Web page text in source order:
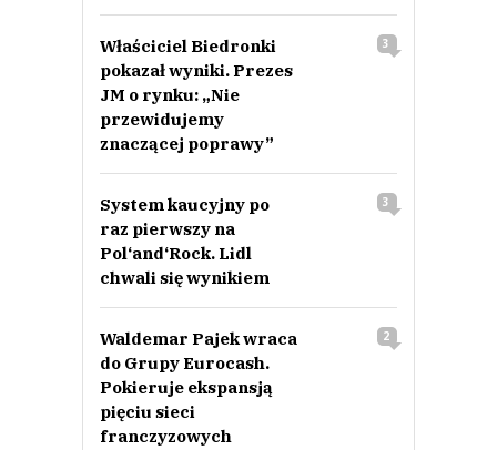
Właściciel Biedronki
pokazał wyniki. Prezes
JM o rynku: „Nie
przewidujemy
znaczącej poprawy”
3
System kaucyjny po
raz pierwszy na
Pol‘and‘Rock. Lidl
chwali się wynikiem
3
Waldemar Pajek wraca
do Grupy Eurocash.
Pokieruje ekspansją
pięciu sieci
franczyzowych
2